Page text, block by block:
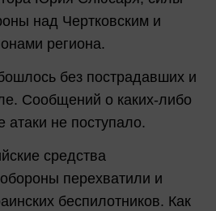
над Чертковским и
региона.
без пострадавших и
Сообщений о каких-либо
атаки не поступало.
средства
перехватили и
беспилотников. Как